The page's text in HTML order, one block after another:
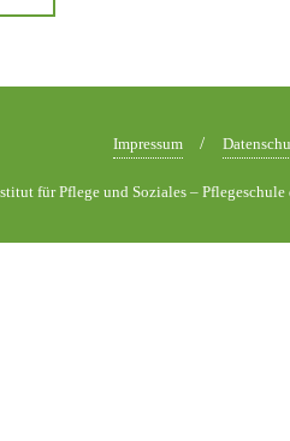
Impressum
für Pflege und Soziales – Pflegeschule